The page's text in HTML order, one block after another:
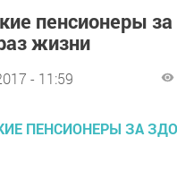
пенсионеры за
жизни
- 11:59